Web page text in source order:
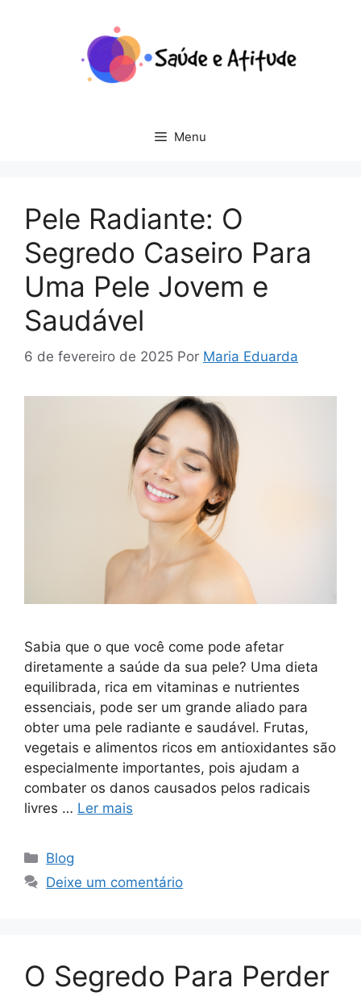
Menu
Pele Radiante: O
Segredo Caseiro Para
Uma Pele Jovem e
Saudável
6 de fevereiro de 2025 Por Maria Eduarda
Sabia que o que você come pode afetar
diretamente a saúde da sua pele? Uma dieta
equilibrada, rica em vitaminas e nutrientes
essenciais, pode ser um grande aliado para
obter uma pele radiante e saudável. Frutas,
vegetais e alimentos ricos em antioxidantes são
especialmente importantes, pois ajudam a
combater os danos causados pelos radicais
livres … Ler mais
Categorias
Blog
Deixe um comentário
O Segredo Para Perder